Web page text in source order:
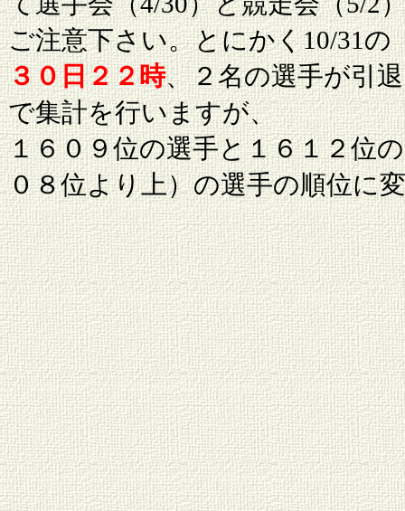
ご注意下さい。とにかく10/31
３０日２２時、２名の選手が引
で集計を行いますが、
１６０９位の選手と１６１２位
０８位より上）の選手の順位に